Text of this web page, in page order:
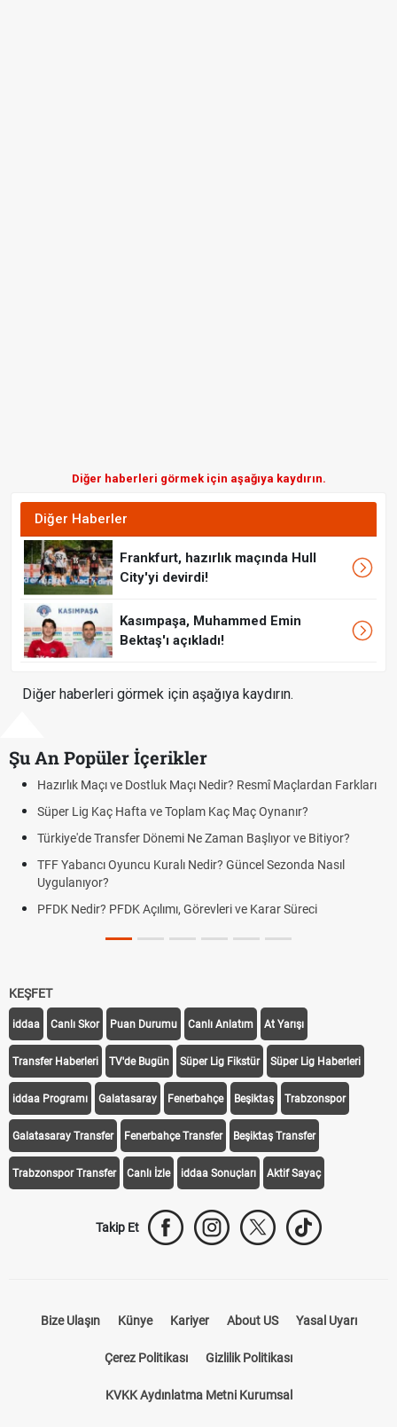
Diğer haberleri görmek için aşağıya kaydırın.
Diğer Haberler
Frankfurt, hazırlık maçında Hull
City'yi devirdi!
Kasımpaşa, Muhammed Emin
Bektaş'ı açıkladı!
Diğer haberleri görmek için aşağıya kaydırın.
Şu An Popüler İçerikler
Maçlardan Farkları
ve Bitiyor?
Sezonda Nasıl
Süreci
Puan Durumunda AG, OM ve Diğer
Skor Ne Demek? Sporda Skor ve Sonuç
Futbol Nasıl Oynanır? Temel Futbol Kuralları
Deplasman Golü Kuralı Nedir? Hangi
DGS Sonuçları Ne Zaman Açıklanacak
KEŞFET
iddaa Canlı Skor Puan Durumu Canlı Anlatım At Yarışı
Transfer Haberleri TV'de Bugün Süper Lig Fikstür Süper Lig Haberleri
iddaa Programı Galatasaray Fenerbahçe Beşiktaş Trabzonspor
Galatasaray Transfer Fenerbahçe Transfer Beşiktaş Transfer
Trabzonspor Transfer Canlı İzle iddaa Sonuçları Aktif Sayaç